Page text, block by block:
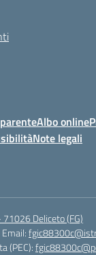
Albo online
Note legali
Deliceto (FG)
Email:
(PEC):